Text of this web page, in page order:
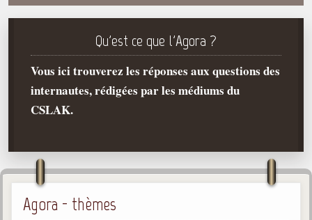
Contact / Accès
Plan d'accès
Spiritisme
Qu'est-ce que c'est ?
Philosophie
La doctrine d'Allan Kardec
But des manifestations spirites
Qu'est ce que l'Agora ?
Vous ici trouverez les réponses aux questions des
internautes, rédigées par les médiums du
CSLAK.
Agora - thèmes